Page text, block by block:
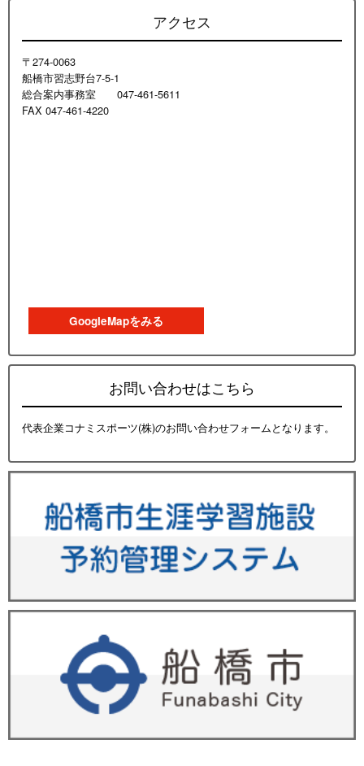
アクセス
〒274-0063
船橋市習志野台7-5-1
総合案内事務室 047-461-5611
FAX 047-461-4220
GoogleMapをみる
お問い合わせはこちら
代表企業コナミスポーツ(株)のお問い合わせフォームとなります。